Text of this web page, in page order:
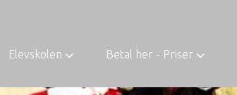
Elevskolen Betal her - Priser